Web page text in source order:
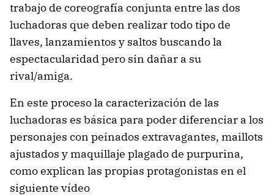
trabajo de coreografía conjunta entre las dos
luchadoras que deben realizar todo tipo de
llaves, lanzamientos y saltos buscando la
espectacularidad pero sin dañar a su
rival/amiga.
En este proceso la caracterización de las
luchadoras es básica para poder diferenciar a los
personajes con peinados extravagantes, maillots
ajustados y maquillaje plagado de purpurina,
como explican las propias protagonistas en el
siguiente vídeo